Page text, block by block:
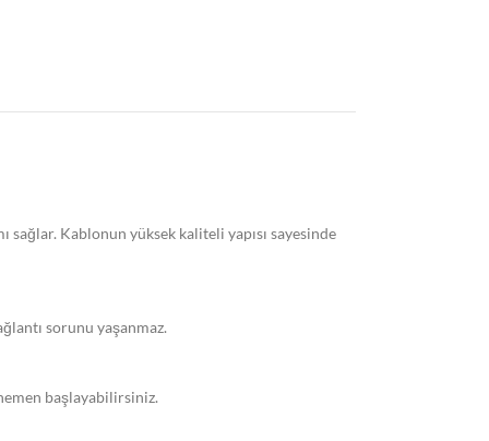
sağlar. Kablonun yüksek kaliteli yapısı sayesinde
sorunu yaşanmaz.
başlayabilirsiniz.